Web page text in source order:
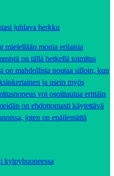
juhlava herkku
mielellään monia erilaisia
on tällä hetkellä toimitus
on mahdollista noutaa silloin, kun
ja usein myös
voi osoittautua erittäin
on ehdottomasti käytettävä
joten on epäilemättä
kylpyhuoneessa